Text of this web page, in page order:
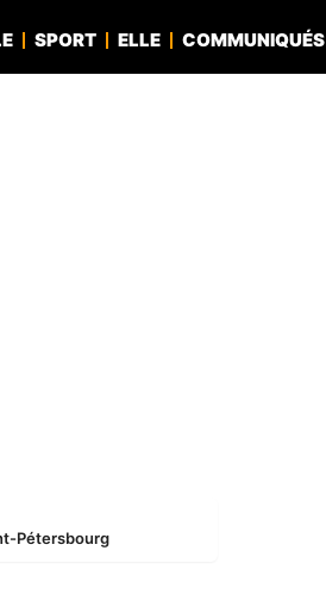
SPORT ELLE COMMUNIQUÉS
Pétersbourg